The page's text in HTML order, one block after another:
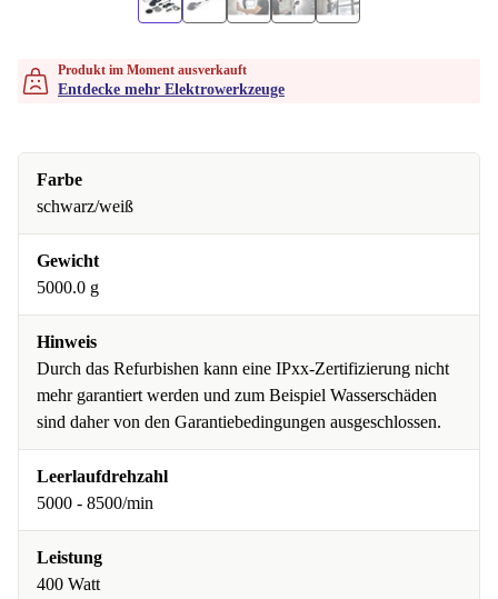
Produkt im Moment ausverkauft
Entdecke mehr Elektrowerkzeuge
Farbe
schwarz/weiß
Gewicht
5000.0 g
Hinweis
Durch das Refurbishen kann eine IPxx-Zertifizierung nicht
mehr garantiert werden und zum Beispiel Wasserschäden
sind daher von den Garantiebedingungen ausgeschlossen.
Leerlaufdrehzahl
5000 - 8500/min
Leistung
400 Watt